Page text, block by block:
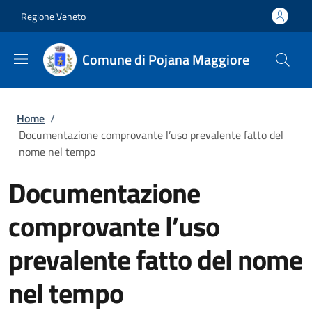
Regione Veneto
Comune di Pojana Maggiore
Briciole di pane
Home /
Documentazione comprovante l’uso prevalente fatto del
nome nel tempo
Documentazione
comprovante l’uso
prevalente fatto del nome
nel tempo